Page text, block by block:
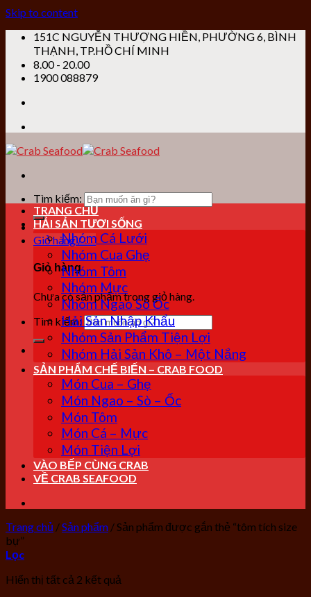
Skip to content
151C NGUYỄN THƯỢNG HIỀN, PHƯỜNG 6, BÌNH
THẠNH, TP.HỒ CHÍ MINH
8.00 - 20.00
1900 088879
Tìm kiếm:
Giỏ hàng /0₫
Giỏ hàng
Chưa có sản phẩm trong giỏ hàng.
Tìm kiếm:
TRANG CHỦ
HẢI SẢN TƯƠI SỐNG
Nhóm Cá Lưới
Nhóm Cua Ghẹ
Nhóm Tôm
Nhóm Mực
Nhóm Ngao Sò Ốc
Hải Sản Nhập Khẩu
Nhóm Sản Phẩm Tiện Lợi
Nhóm Hải Sản Khô – Một Nắng
SẢN PHẨM CHẾ BIẾN – CRAB FOOD
Món Cua – Ghẹ
Món Ngao – Sò – Ốc
Món Tôm
Món Cá – Mực
Món Tiện Lợi
VÀO BẾP CÙNG CRAB
VỀ CRAB SEAFOOD
Trang chủ /Sản phẩm /Sản phẩm được gắn thẻ “tôm tích size
bự”
Lọc
Hiển thị tất cả 2 kết quả